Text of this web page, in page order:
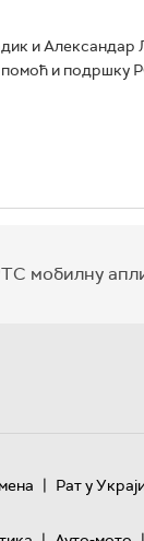
и Александар
помоћ и подршку
мобилну
| Рат у